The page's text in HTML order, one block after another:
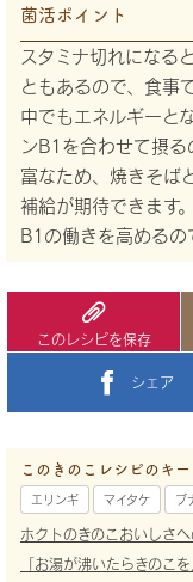
菌活ポイント
スタミナ切れになる
ともあるので、食事
中でもエネルギーと
ンB1を合わせて摂
富なため、焼きそば
補給が期待できます
B1の働きを高めるの
このレシピを保存
シェア
このきのこレシピのキ
エリンギ マイタケ ブ
ホクトのきのこおいしさ
「お湯が沸いたらきのこ